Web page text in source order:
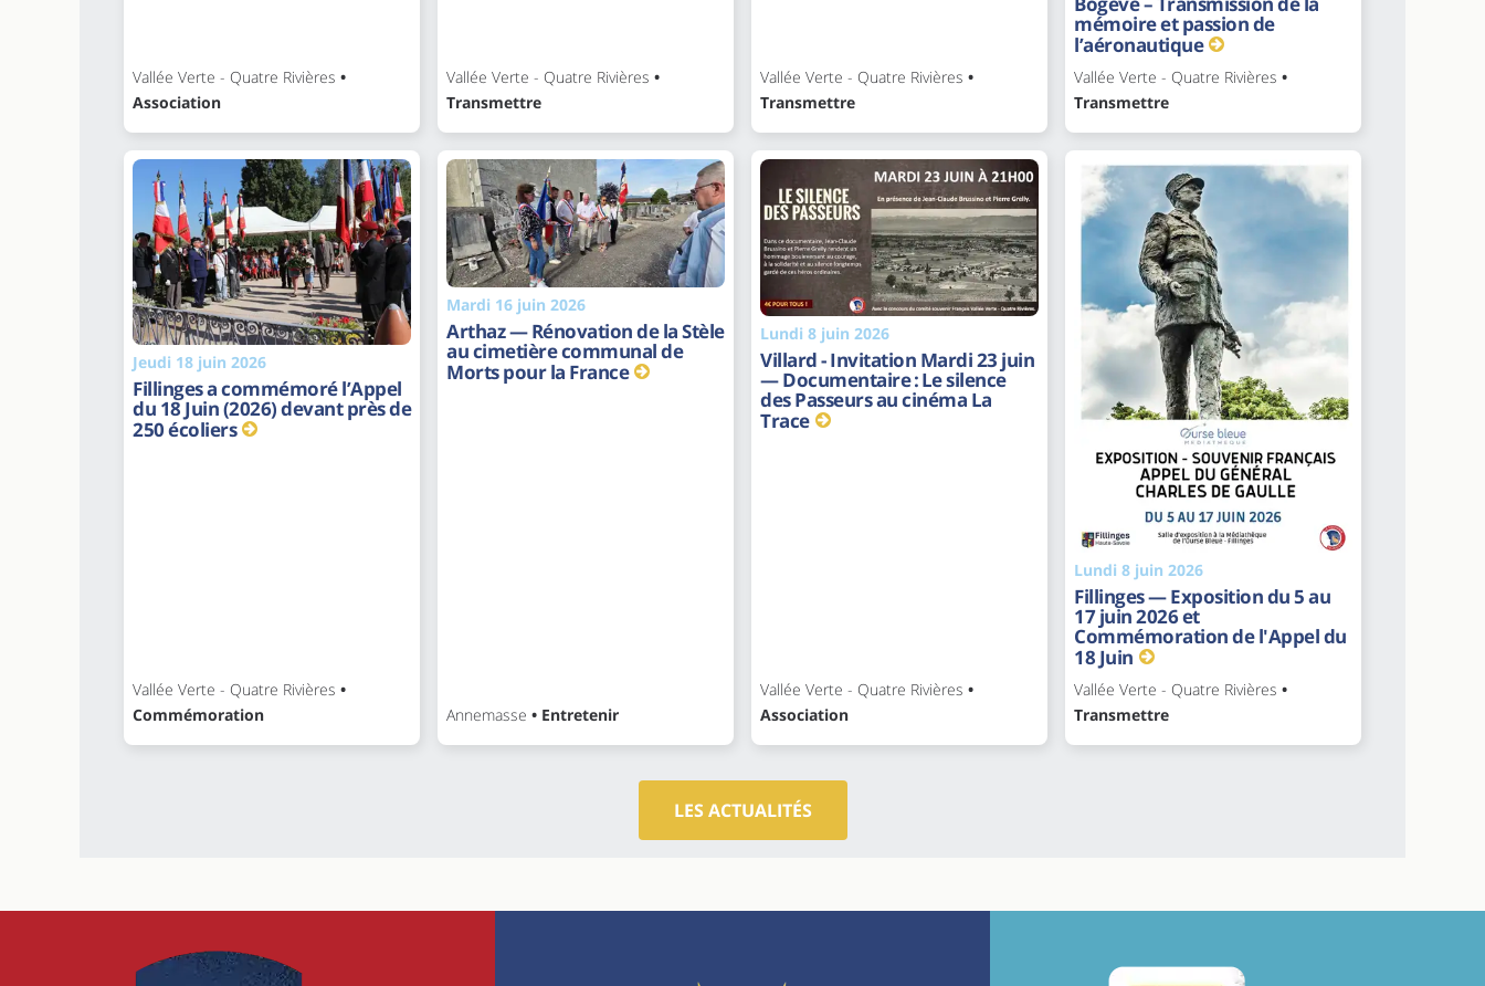
Vallée Verte - Quatre Rivières •
Association
Vallée Verte - Quatre Rivières •
Transmettre
Vallée Verte - Quatre Rivières •
Transmettre
mémoire et passion de
l’aéronautique
Vallée Verte - Quatre Rivières •
Transmettre
Jeudi 18 juin 2026
Fillinges a commémoré l’Appel
du 18 Juin (2026) devant près de
250 écoliers
Vallée Verte - Quatre Rivières •
Commémoration
Mardi 16 juin 2026
Arthaz — Rénovation de la Stèle
au cimetière communal de
Morts pour la France
Annemasse • Entretenir
Lundi 8 juin 2026
Villard - Invitation Mardi 23 juin
— Documentaire : Le silence
des Passeurs au cinéma La
Trace
Vallée Verte - Quatre Rivières •
Association
Lundi 8 juin 2026
Fillinges — Exposition du 5 au
17 juin 2026 et
Commémoration de l'Appel du
18 Juin
Vallée Verte - Quatre Rivières •
Transmettre
LES ACTUALITÉS